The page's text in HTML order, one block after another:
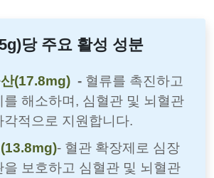
당 주요 활성 성분
(17.8mg) - 혈류를 촉진하고
를 해소하며, 심혈관 및 뇌혈관
각적으로 지원합니다.
- 혈관 확장제로 심장
을 보호하고 심혈관 및 뇌혈관